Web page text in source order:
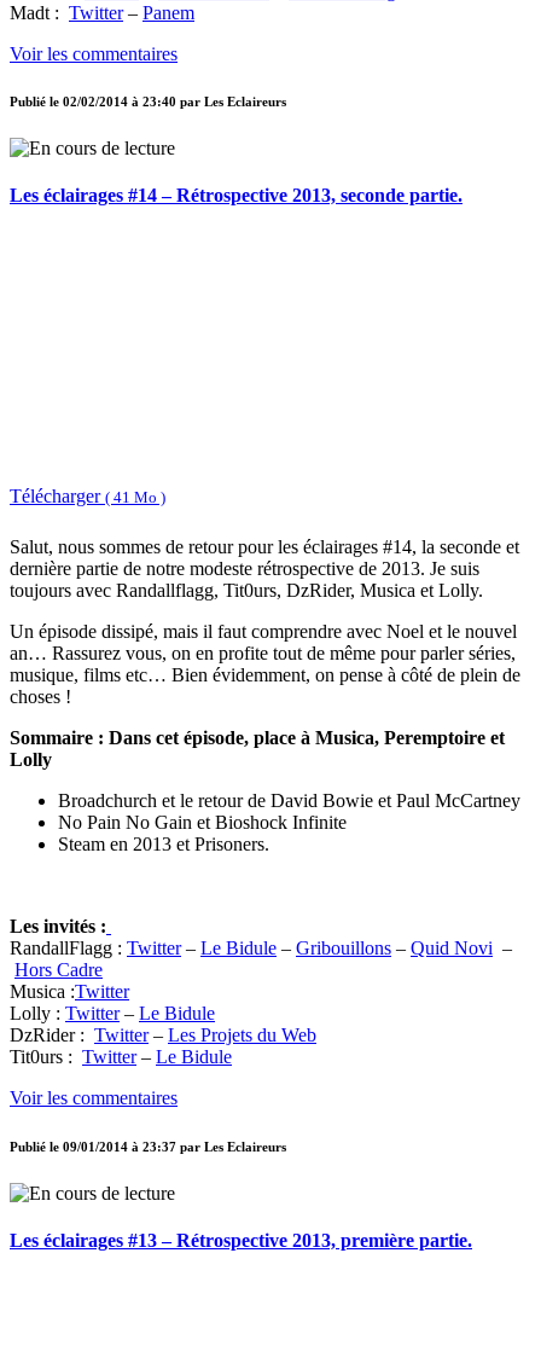
Madt : Twitter– Panem
Voir les commentaires
Publié le 02/02/2014 à 23:40 par Les Eclaireurs
Les éclairages #14 – Rétrospective 2013, seconde partie.
Télécharger ( 41 Mo )
Salut, nous sommes de retour pour les éclairages #14, la seconde et
dernière partie de notre modeste rétrospective de 2013. Je suis
toujours avec Randallflagg, Tit0urs, DzRider, Musica et Lolly.
Un épisode dissipé, mais il faut comprendre avec Noel et le nouvel
an… Rassurez vous, on en profite tout de même pour parler séries,
musique, films etc… Bien évidemment, on pense à côté de plein de
choses !
Sommaire : Dans cet épisode, place à Musica, Peremptoire et
Lolly
Broadchurch et le retour de David Bowie et Paul McCartney
No Pain No Gain et Bioshock Infinite
Steam en 2013 et Prisoners.
Les invités :
RandallFlagg : Twitter– Le Bidule – Gribouillons – Quid Novi –
Hors Cadre
Musica :Twitter
Lolly : Twitter– Le Bidule
DzRider : Twitter– Les Projets du Web
Tit0urs : Twitter– Le Bidule
Voir les commentaires
Publié le 09/01/2014 à 23:37 par Les Eclaireurs
Les éclairages #13 – Rétrospective 2013, première partie.